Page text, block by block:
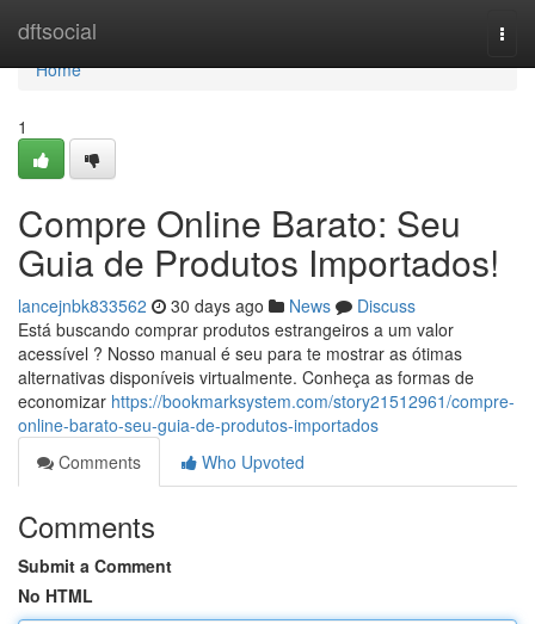
dftsocial
Home
Home
1
Compre Online Barato: Seu
Guia de Produtos Importados!
lancejnbk833562 30 days ago News
Discuss
Está buscando comprar produtos estrangeiros a um valor
acessível ? Nosso manual é seu para te mostrar as ótimas
alternativas disponíveis virtualmente. Conheça as formas de
economizar https://bookmarksystem.com/story21512961/compre-
online-barato-seu-guia-de-produtos-importados
Comments
Who Upvoted
Comments
Submit a Comment
No HTML